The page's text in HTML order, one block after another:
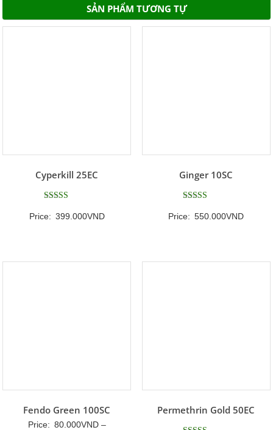
SẢN PHẨM TƯƠNG TỰ
Cyperkill 25EC
hạng
Price: 399.000VND
Ginger 10SC
hạng
Price: 550.000VND
Fendo Green 100SC
Price: 80.000VND –
Permethrin Gold 50EC